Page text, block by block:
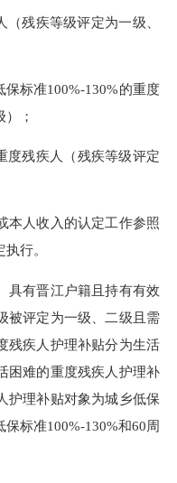
（残疾等级评定为一级、
标准100%-130%的重度
；
残疾人（残疾等级评定
人收入的认定工作参照
行。
有晋江户籍且持有有效
被评定为一级、二级且需
残疾人护理补贴分为生活
困难的重度残疾人护理补
护理补贴对象为城乡低保
标准100%-130%和60周